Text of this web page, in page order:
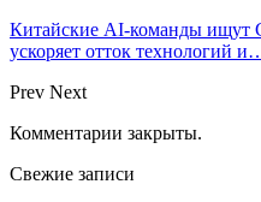
Китайские AI-команды ищут
ускоряет отток технологий
Prev Next
Комментарии закрыты.
Свежие записи